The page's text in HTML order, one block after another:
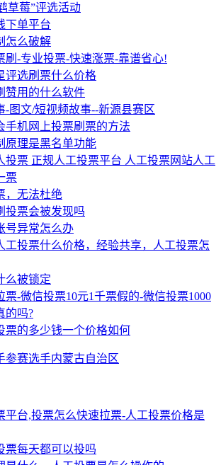
草莓”评选活动
下单平台
怎么破解
刷-专业投票-快速涨票-靠谱省心!
评选刷票什么价格
赞用的什么软件
-图文/短视频故事--新源县赛区
手机网上投票刷票的方法
原理是黑名单功能
投票 正规人工投票平台 人工投票网站人工
票
，无法杜绝
投票会被发现吗
号异常怎么办
工投票什么价格，经验共享，人工投票怎
么被锁定
票-微信投票10元1千票假的-微信投票1000
的吗?
票的多少钱一个价格如何
参赛选手内蒙古自治区
平台,投票怎么快速拉票-人工投票价格是
票每天都可以投吗